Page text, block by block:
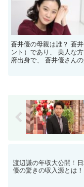
蒼井優の母親は誰？ 蒼
ント）であり、 美人な
府出身で、 蒼井優さん
渡辺謙の年収大公開！
優の驚きの収入源とは！